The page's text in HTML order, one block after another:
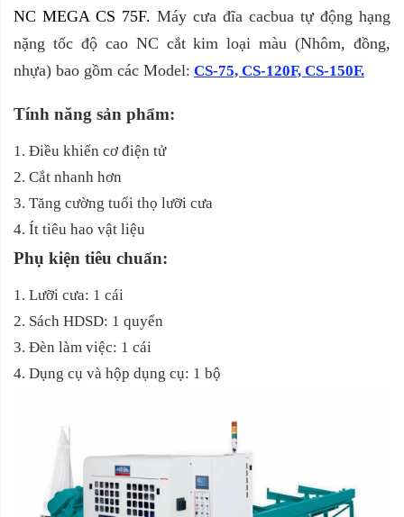
NC MEGA CS 75F. Máy cưa đĩa cacbua tự động hạng
nặng tốc độ cao NC cắt kim loại màu (Nhôm, đồng,
nhựa) bao gồm các Model: CS-75, CS-120F, CS-150F.
Tính năng sản phẩm:
1. Điều khiển cơ điện tử
2. Cắt nhanh hơn
3. Tăng cường tuổi thọ lưỡi cưa
4. Ít tiêu hao vật liệu
Phụ kiện tiêu chuẩn:
1. Lưỡi cưa: 1 cái
2. Sách HDSD: 1 quyển
3. Đèn làm việc: 1 cái
4. Dụng cụ và hộp dụng cụ: 1 bộ